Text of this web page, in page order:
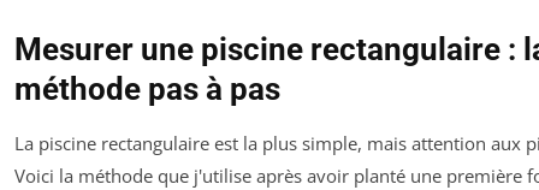
Mesurer une piscine rectangulaire :
méthode pas à pas
La piscine rectangulaire est la plus simple, mais attention aux
Voici la méthode que j'utilise après avoir planté une première